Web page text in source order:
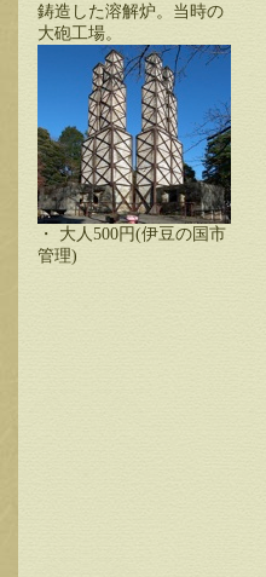
鋳造した溶解炉。当時の
大砲工場。
・ 大人500円(伊豆の国市
管理)